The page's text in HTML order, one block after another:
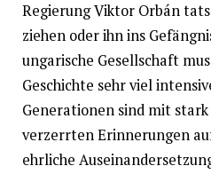
Regierung Viktor Orbán
ziehen oder ihn ins
ungarische Gesellschaft
Geschichte sehr viel
Generationen sind mit
verzerrten Erinnerungen
ehrliche